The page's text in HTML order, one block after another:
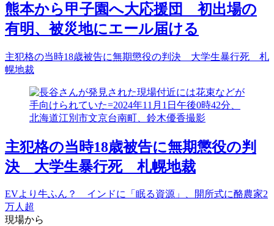
熊本から甲子園へ大応援団 初出場の
有明、被災地にエール届ける
主犯格の当時18歳被告に無期懲役の判決 大学生暴行死 札
幌地裁
主犯格の当時18歳被告に無期懲役の判
決 大学生暴行死 札幌地裁
EVより牛ふん？ インドに「眠る資源」、開所式に酪農家2
万人超
現場から